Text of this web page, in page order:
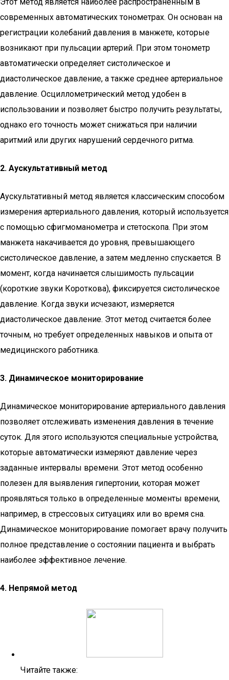
современных автоматических тонометрах. Он основан на
регистрации колебаний давления в манжете, которые
возникают при пульсации артерий. При этом тонометр
автоматически определяет систолическое и
диастолическое давление, а также среднее артериальное
давление. Осциллометрический метод удобен в
использовании и позволяет быстро получить результаты,
однако его точность может снижаться при наличии
аритмий или других нарушений сердечного ритма.
2. Аускультативный метод
Аускультативный метод является классическим способом
измерения артериального давления, который используется
с помощью сфигмоманометра и стетоскопа. При этом
манжета накачивается до уровня, превышающего
систолическое давление, а затем медленно спускается. В
момент, когда начинается слышимость пульсации
(короткие звуки Короткова), фиксируется систолическое
давление. Когда звуки исчезают, измеряется
диастолическое давление. Этот метод считается более
точным, но требует определенных навыков и опыта от
медицинского работника.
3. Динамическое мониторирование
Динамическое мониторирование артериального давления
позволяет отслеживать изменения давления в течение
суток. Для этого используются специальные устройства,
которые автоматически измеряют давление через
заданные интервалы времени. Этот метод особенно
полезен для выявления гипертонии, которая может
проявляться только в определенные моменты времени,
например, в стрессовых ситуациях или во время сна.
Динамическое мониторирование помогает врачу получить
полное представление о состоянии пациента и выбрать
наиболее эффективное лечение.
4. Непрямой метод
Читайте также: